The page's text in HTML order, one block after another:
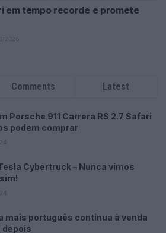
em tempo recorde e promete
Comments Latest
Porsche 911 Carrera RS 2.7 Safari
podem comprar
Cybertruck – Nunca vimos
mais português continua à venda
depois